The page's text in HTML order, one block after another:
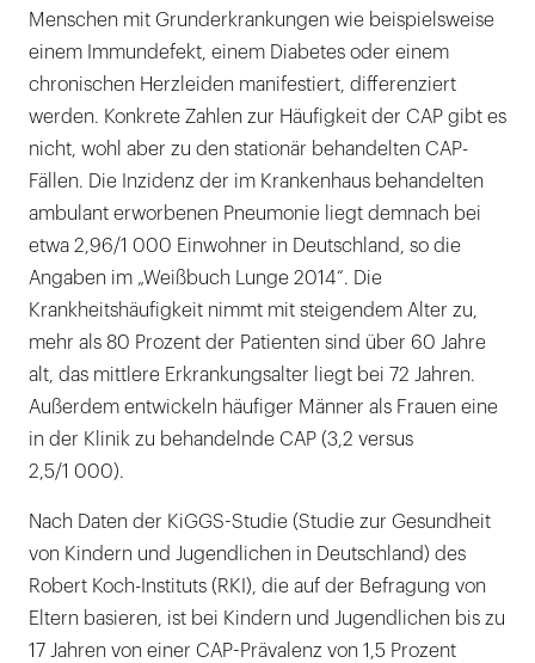
Menschen mit Grunderkrankungen wie beispielsweise
einem Immundefekt, einem Diabetes oder einem
chronischen Herzleiden manifestiert, differenziert
werden. Konkrete Zahlen zur Häufigkeit der CAP gibt es
nicht, wohl aber zu den stationär behandelten CAP-
Fällen. Die Inzidenz der im Krankenhaus behandelten
ambulant erworbenen Pneumonie liegt demnach bei
etwa 2,96/1 000 Einwohner in Deutschland, so die
Angaben im „Weißbuch Lunge 2014“. Die
Krankheitshäufigkeit nimmt mit steigendem Alter zu,
mehr als 80 Prozent der Patienten sind über 60 Jahre
alt, das mittlere Erkrankungsalter liegt bei 72 Jahren.
Außerdem entwickeln häufiger Männer als Frauen eine
in der Klinik zu behandelnde CAP (3,2 versus
2,5/1 000).
Nach Daten der KiGGS-Studie (Studie zur Gesundheit
von Kindern und Jugendlichen in Deutschland) des
Robert Koch-Instituts (RKI), die auf der Befragung von
Eltern basieren, ist bei Kindern und Jugendlichen bis zu
17 Jahren von einer CAP-Prävalenz von 1,5 Prozent